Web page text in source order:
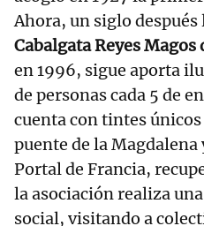
Ahora, un siglo
Cabalgata Reyes Magos
en 1996, sigue aporta
de personas cada 5 de
cuenta con tintes
puente de la
Portal de Francia,
la asociación realiza
social, visitando a